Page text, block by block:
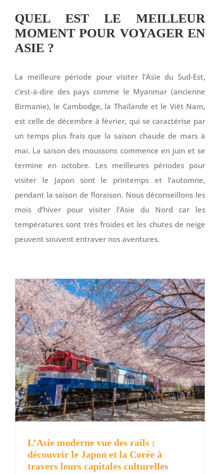
QUEL EST LE MEILLEUR
MOMENT POUR VOYAGER EN
ASIE ?
La meilleure période pour visiter l’Asie du Sud-Est,
c’est-à-dire des pays comme le Myanmar (ancienne
Birmanie), le Cambodge, la Thaïlande et le Viêt Nam,
est celle de décembre à février, qui se caractérise par
un temps plus frais que la saison chaude de mars à
mai. La saison des moussons commence en juin et se
termine en octobre. Les meilleures périodes pour
visiter le Japon sont le printemps et l’automne,
pendant la saison de floraison. Nous déconseillons les
mois d’hiver pour visiter l’Asie du Nord car les
températures sont très froides et les chutes de neige
peuvent souvent entraver nos aventures.
L’Asie moderne vue des rails :
découvrir le Japon et la Corée à
travers leurs capitales culturelles